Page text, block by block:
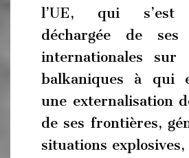
l’UE, qui s’est
déchargée de ses
internationales sur
balkaniques à qui
une externalisation
de ses frontières,
situations